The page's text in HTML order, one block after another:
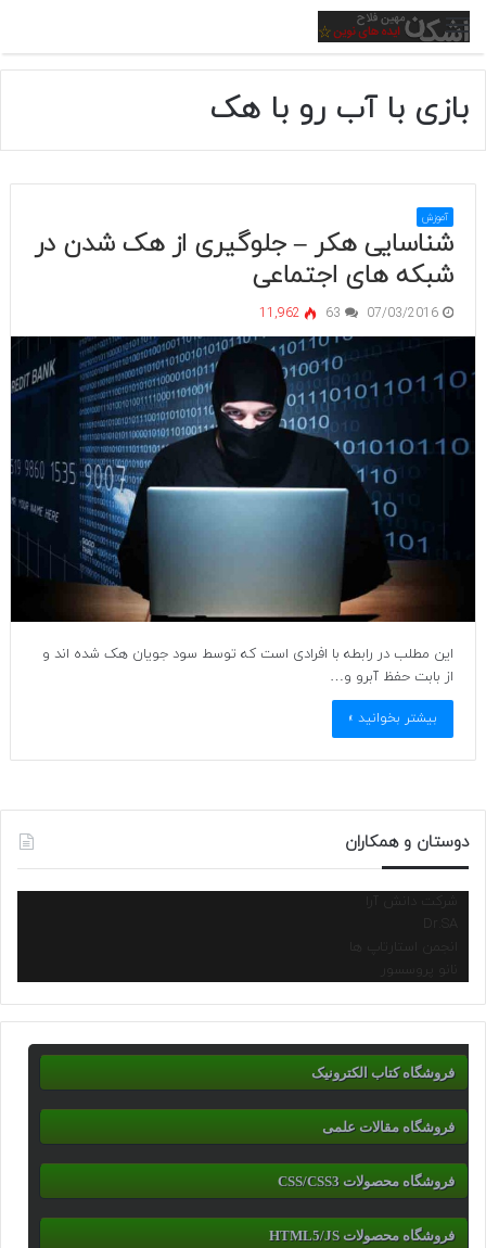
منو
بازی با آب رو با هک
آموزش
شناسایی هکر – جلوگیری از هک شدن در
شبکه های اجتماعی
07/03/2016
63
11,962
این مطلب در رابطه با افرادی است که توسط سود جویان هک شده اند و
از بابت حفظ آبرو و…
بیشتر بخوانید »
دوستان و همکاران
شرکت دانش آرا
انجمن استارتاپ ها
نانو پروسسور
فروشگاه کتاب الکترونیک
فروشگاه مقالات علمی
فروشگاه محصولات CSS/CSS3
فروشگاه محصولات HTML5/JS